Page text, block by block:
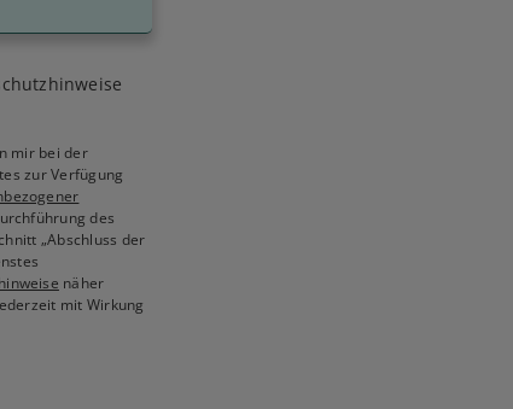
mir bei der
zur Verfügung
des
„Abschluss der
näher
mit Wirkung